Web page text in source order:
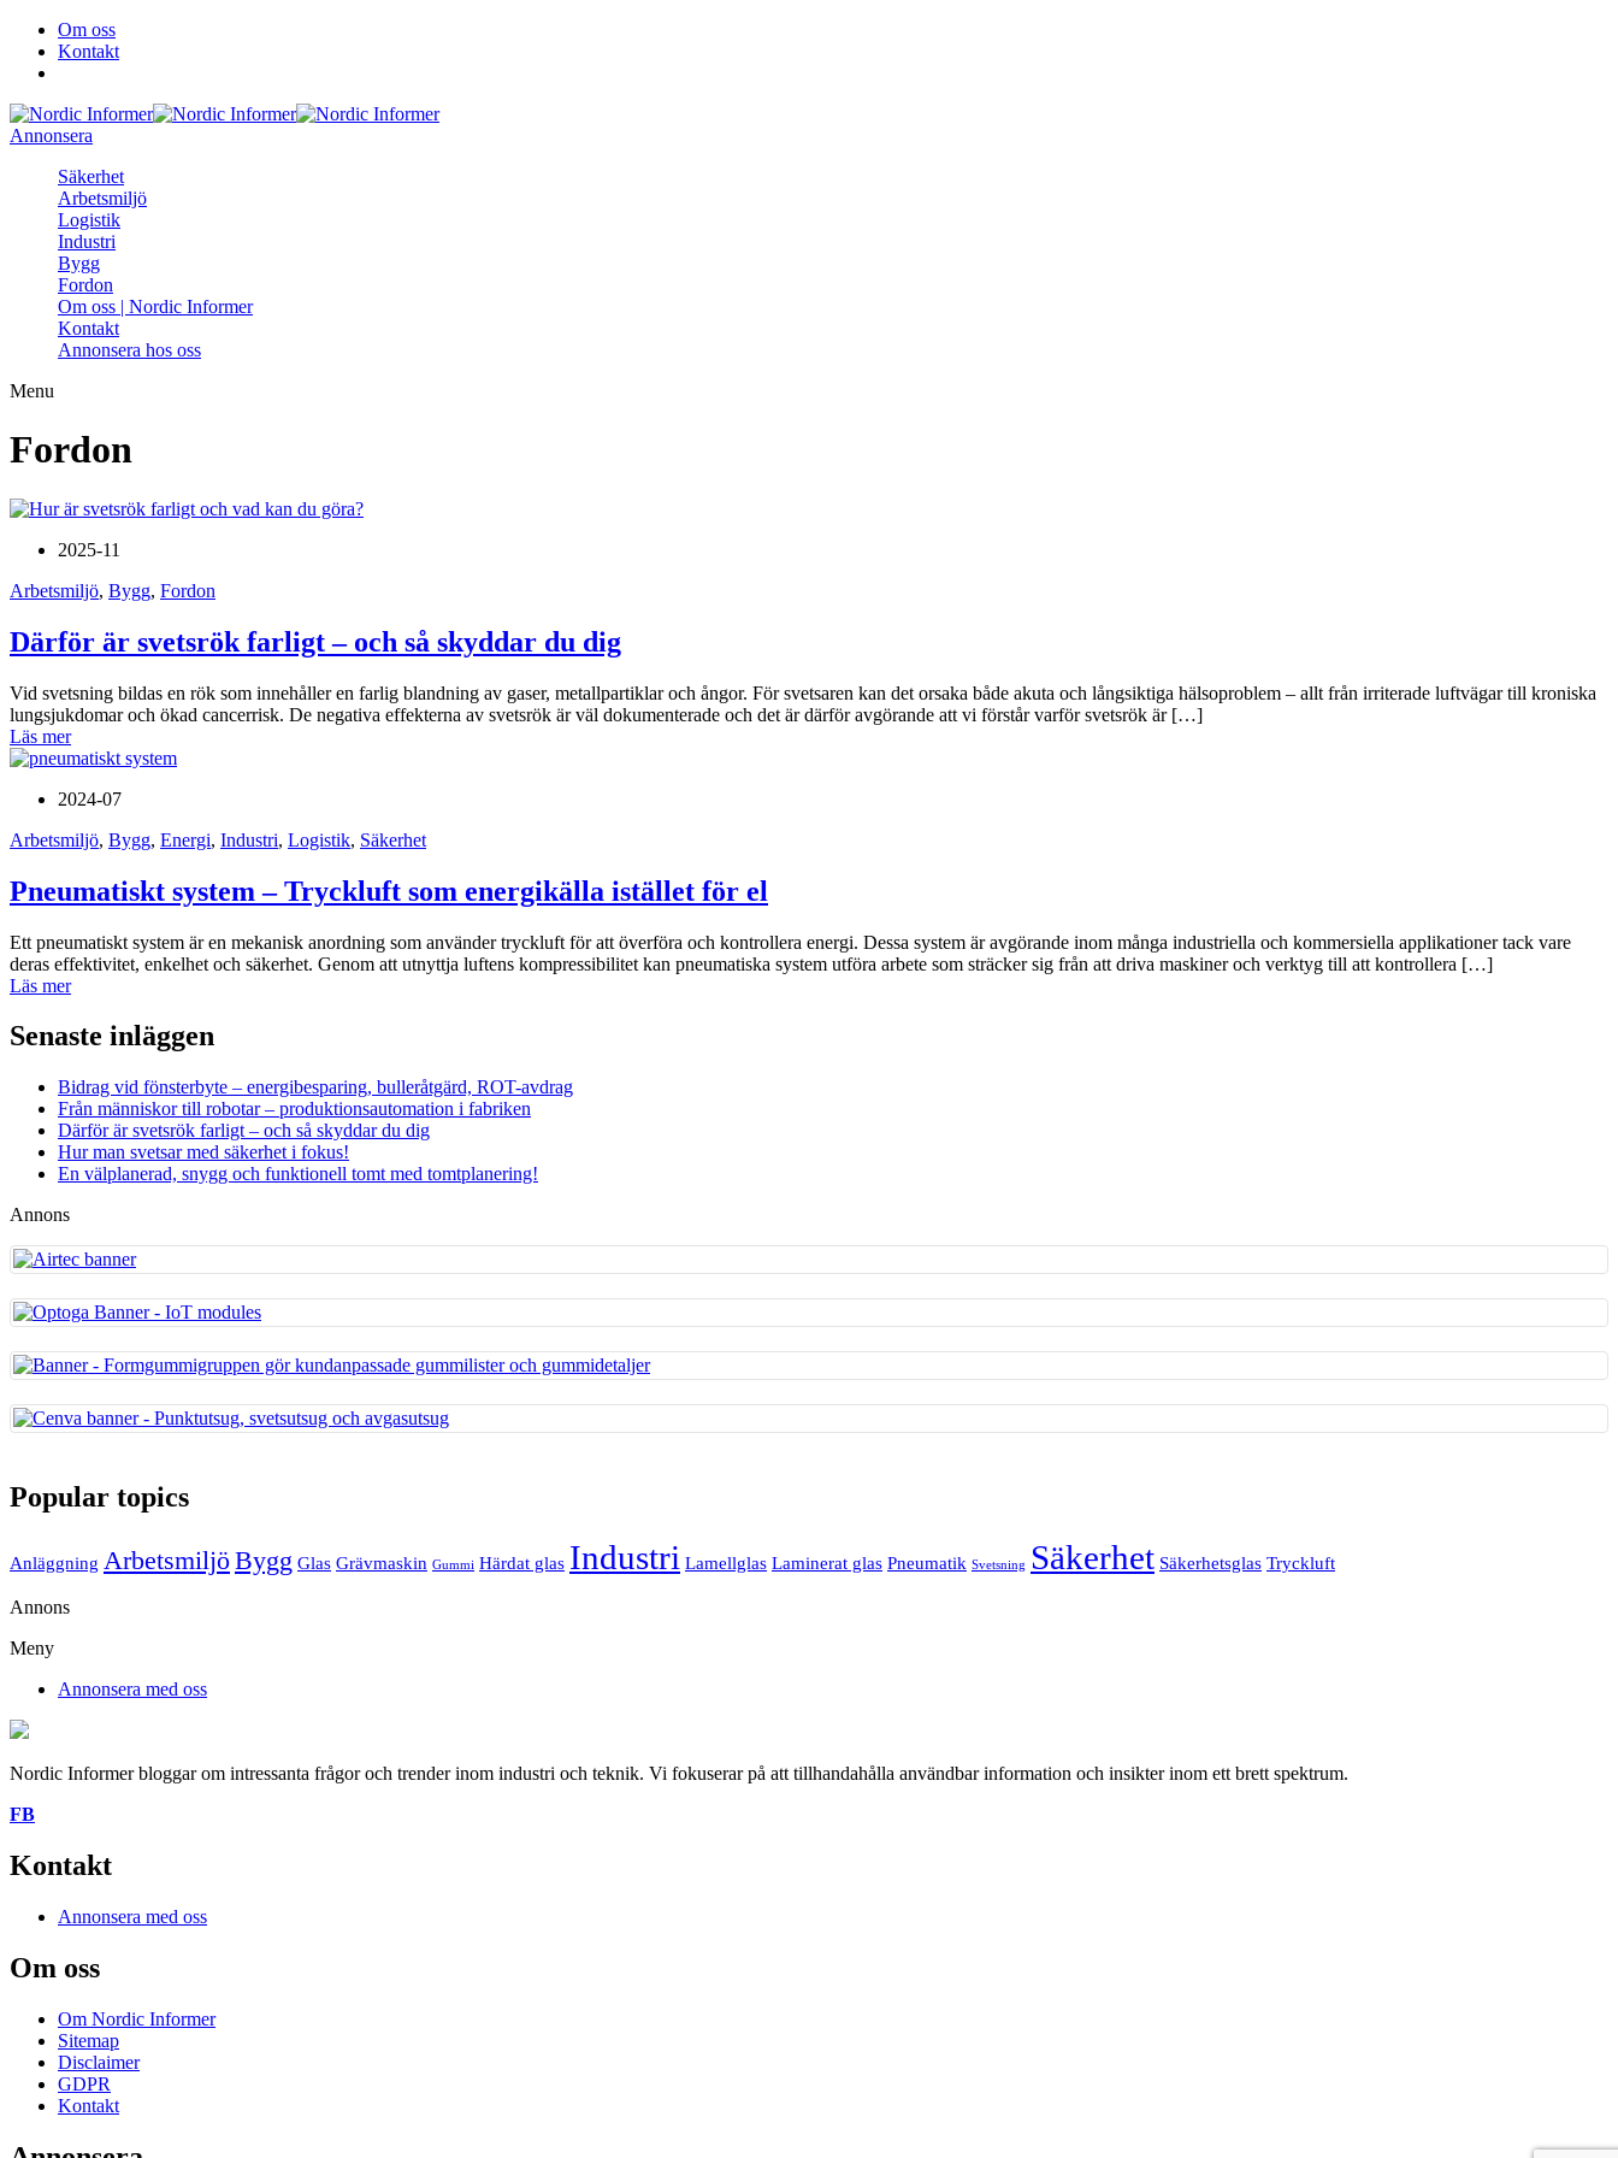
Om oss
Kontakt
Annonsera
Säkerhet
Arbetsmiljö
Logistik
Industri
Bygg
Fordon
Om oss | Nordic Informer
Kontakt
Annonsera hos oss
Menu
Fordon
2025-11
Arbetsmiljö, Bygg, Fordon
Därför är svetsrök farligt – och så skyddar du dig
Vid svetsning bildas en rök som innehåller en farlig blandning av gaser, metallpartiklar och ångor. För svetsaren kan det orsaka både akuta och långsiktiga hälsoproblem – allt från irriterade luftvägar till kroniska
lungsjukdomar och ökad cancer­risk. De negativa effekterna av svetsrök är väl dokumenterade och det är därför avgörande att vi förstår varför svetsrök är […]
Läs mer
2024-07
Arbetsmiljö, Bygg, Energi, Industri, Logistik, Säkerhet
Pneumatiskt system – Tryckluft som energikälla istället för el
Ett pneumatiskt system är en mekanisk anordning som använder tryckluft för att överföra och kontrollera energi. Dessa system är avgörande inom många industriella och kommersiella applikationer tack vare
deras effektivitet, enkelhet och säkerhet. Genom att utnyttja luftens kompressibilitet kan pneumatiska system utföra arbete som sträcker sig från att driva maskiner och verktyg till att kontrollera […]
Läs mer
Senaste inläggen
Bidrag vid fönsterbyte – energibesparing, bulleråtgärd, ROT-avdrag
Från människor till robotar – produktionsautomation i fabriken
Därför är svetsrök farligt – och så skyddar du dig
Hur man svetsar med säkerhet i fokus!
En välplanerad, snygg och funktionell tomt med tomtplanering!
Annons
Popular topics
Anläggning ArbetsmiljöBygg Glas Grävmaskin Gummi Härdat glas Industri Lamellglas Laminerat glas Pneumatik Svetsning Säkerhet Säkerhetsglas Tryckluft
Annons
Meny
Annonsera med oss
Nordic Informer bloggar om intressanta frågor och trender inom industri och teknik. Vi fokuserar på att tillhandahålla användbar information och insikter inom ett brett spektrum.
FB
Kontakt
Annonsera med oss
Om oss
Om Nordic Informer
Sitemap
Disclaimer
GDPR
Kontakt